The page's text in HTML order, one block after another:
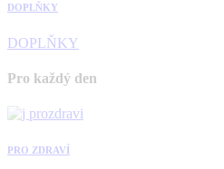
DOPLŇKY
DOPLŇKY
Pro každý den
PRO ZDRAVÍ